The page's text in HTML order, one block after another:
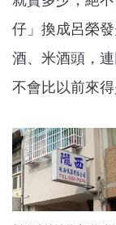
仔」換成呂榮
酒、米酒頭，
不會比以前來得